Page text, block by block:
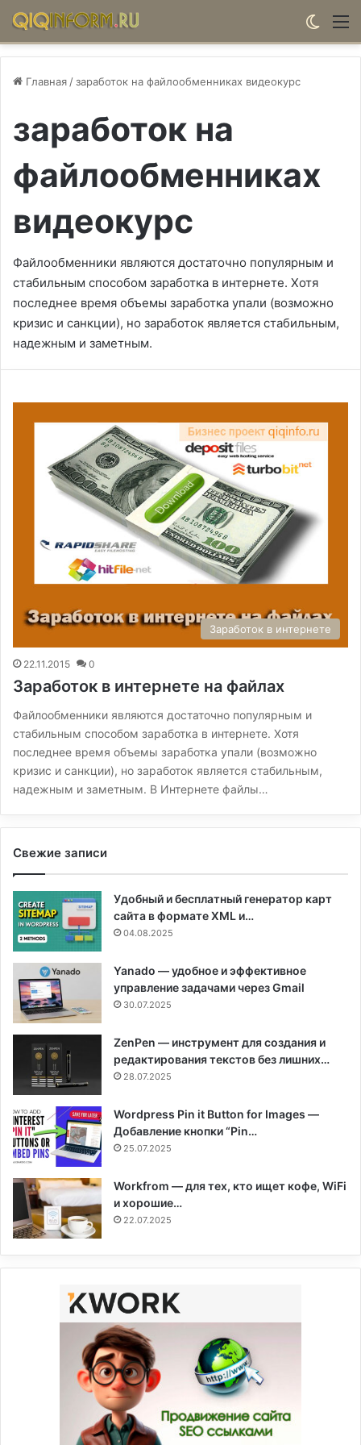
Главная /заработок на файлообменниках видеокурс
заработок на
файлообменниках
видеокурс
Файлообменники являются достаточно популярным и
стабильным способом заработка в интернете. Хотя
последнее время объемы заработка упали (возможно
кризис и санкции), но заработок является стабильным,
надежным и заметным.
Заработок в интернете
22.11.2015 0
Заработок в интернете на файлах
Файлообменники являются достаточно популярным и
стабильным способом заработка в интернете. Хотя
последнее время объемы заработка упали (возможно
кризис и санкции), но заработок является стабильным,
надежным и заметным. В Интернете файлы…
Свежие записи
Удобный и бесплатный генератор карт
сайта в формате XML и…
04.08.2025
Yanado — удобное и эффективное
управление задачами через Gmail
30.07.2025
ZenPen — инструмент для создания и
редактирования текстов без лишних…
28.07.2025
Wordpress Pin it Button for Images —
Добавление кнопки “Pin…
25.07.2025
Workfrom — для тех, кто ищет кофе, WiFi
и хорошие…
22.07.2025